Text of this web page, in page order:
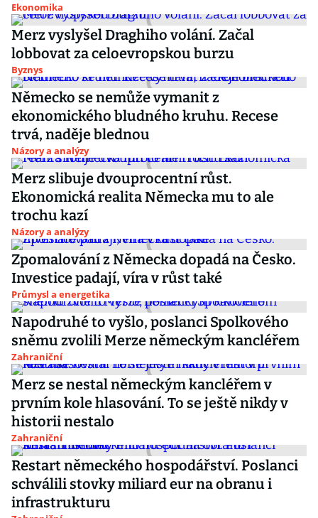
Ekonomika
Merz vyslyšel Draghiho volání. Začal
lobbovat za celoevropskou burzu
Byznys
Německo se nemůže vymanit z
ekonomického bludného kruhu. Recese
trvá, naděje blednou
Názory a analýzy
Merz slibuje dvouprocentní růst.
Ekonomická realita Německa mu to ale
trochu kazí
Názory a analýzy
Zpomalování z Německa dopadá na Česko.
Investice padají, víra v růst také
Průmysl a energetika
Napodruhé to vyšlo, poslanci Spolkového
sněmu zvolili Merze německým kancléřem
Zahraniční
Merz se nestal německým kancléřem v
prvním kole hlasování. To se ještě nikdy v
historii nestalo
Zahraniční
Restart německého hospodářství. Poslanci
schválili stovky miliard eur na obranu i
infrastrukturu